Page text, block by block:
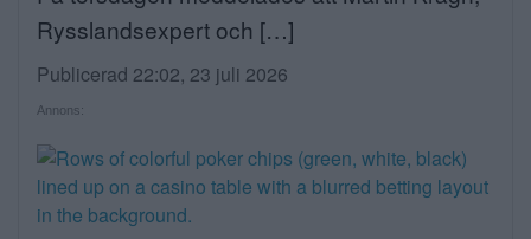
Rysslandsexpert och […]
Publicerad 22:02, 23 juli 2026
Annons: